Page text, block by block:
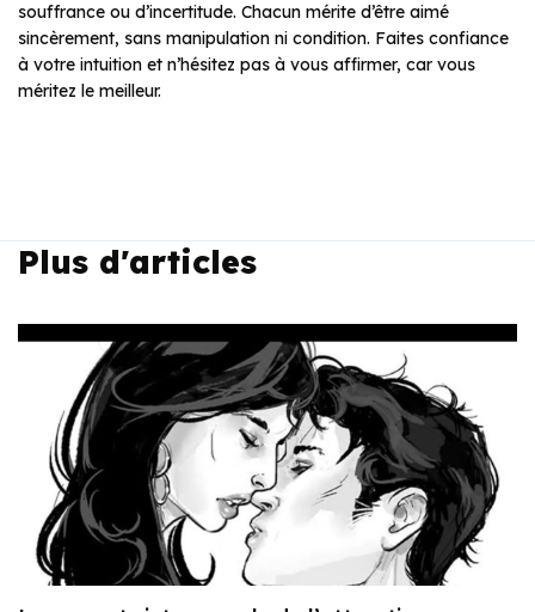
souffrance ou d’incertitude. Chacun mérite d’être aimé
sincèrement, sans manipulation ni condition. Faites confiance
à votre intuition et n’hésitez pas à vous affirmer, car vous
méritez le meilleur.
Plus d'articles